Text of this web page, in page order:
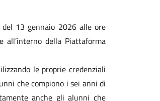
13 gennaio 2026 alle ore
della Piattaforma
le proprie credenziali
che compiono i sei anni di
anche gli alunni che